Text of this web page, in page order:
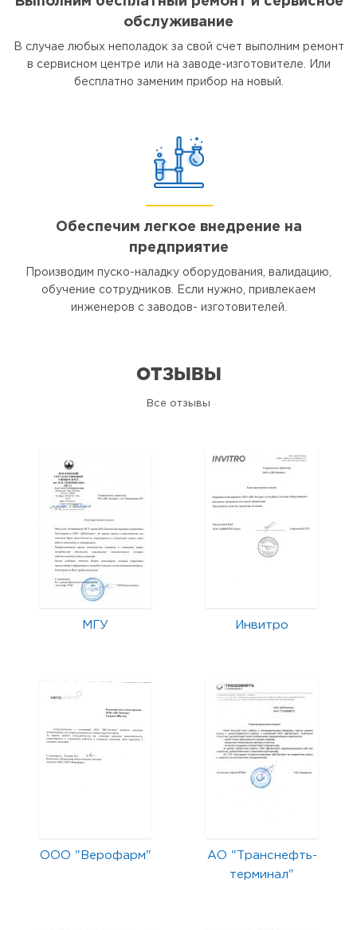
обслуживание
В случае любых неполадок за свой счет выполним ремонт
в сервисном центре или на заводе-изготовителе. Или
бесплатно заменим прибор на новый.
Обеспечим легкое внедрение на
предприятие
Производим пуско-наладку оборудования, валидацию,
обучение сотрудников. Если нужно, привлекаем
инженеров с заводов- изготовителей.
ОТЗЫВЫ
Все отзывы
МГУ Инвитро
ООО "Верофарм"
АО "Транснефть-
терминал"